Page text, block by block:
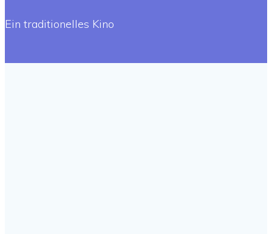
Ein traditionelles Kino